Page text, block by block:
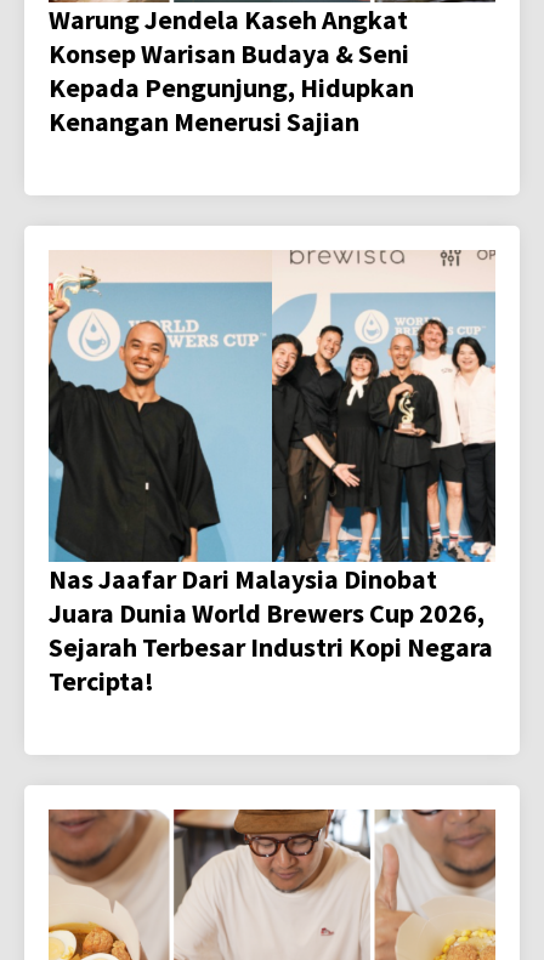
Warung Jendela Kaseh Angkat
Konsep Warisan Budaya & Seni
Kepada Pengunjung, Hidupkan
Kenangan Menerusi Sajian
Nas Jaafar Dari Malaysia Dinobat
Juara Dunia World Brewers Cup 2026,
Sejarah Terbesar Industri Kopi Negara
Tercipta!